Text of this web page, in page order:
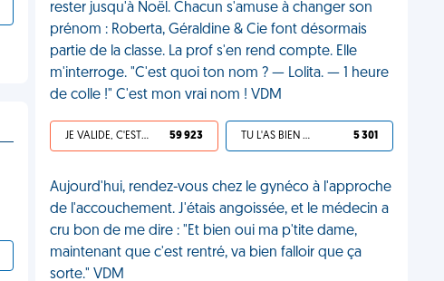
rester jusqu'à Noël. Chacun s'amuse à changer son
prénom : Roberta, Géraldine & Cie font désormais
partie de la classe. La prof s'en rend compte. Elle
m'interroge. "C'est quoi ton nom ? — Lolita. — 1 heure
de colle !" C'est mon vrai nom ! VDM
JE VALIDE, C'EST UNE VDM 59 923 TU L'AS BIEN MÉRITÉ 5 301
Aujourd'hui, rendez-vous chez le gynéco à l'approche
de l'accouchement. J'étais angoissée, et le médecin a
cru bon de me dire : "Et bien oui ma p'tite dame,
maintenant que c'est rentré, va bien falloir que ça
sorte." VDM